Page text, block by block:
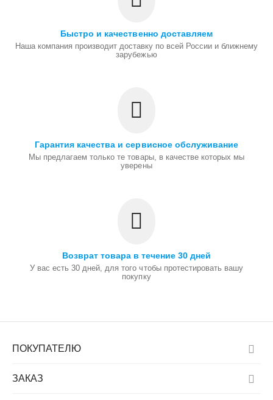
Быстро и качественно доставляем
Наша компания производит доставку по всей России и ближнему
зарубежью
Гарантия качества и сервисное обслуживание
Мы предлагаем только те товары, в качестве которых мы
уверены
Возврат товара в течение 30 дней
У вас есть 30 дней, для того чтобы протестировать вашу
покупку
ПОКУПАТЕЛЮ
ЗАКАЗ